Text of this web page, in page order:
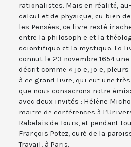
rationalistes. Mais en réalité,
calcul et de physique, ou bien
les Pensées, ce livre resté
entre la philosophie et la
scientifique et la mystique. Le
connut le 23 novembre 1654
décrit comme « joie, joie, pleurs
à ce grand livre, qui eut une
que nous consacrons notre
avec deux invités : Hélène
maitre de conférences à
Rabelais de Tours, et pendant
François Potez, curé de la
Travail, à Paris.